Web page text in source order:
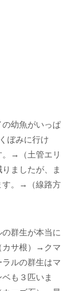
幼魚がいっぱ
ぼみに行け
。→（土管エリ
ましたが、ま
す。→（線路方
群生が本当に
カサ根）→クマ
ルの群生はマ
も３匹いま